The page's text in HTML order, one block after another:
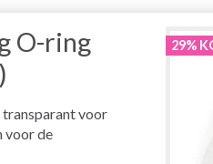
O-ring
voor
voor de
29%